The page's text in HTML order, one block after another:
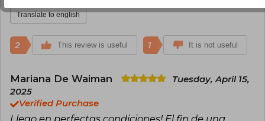
Translate to english
2 This review is useful 1 It is not useful
Mariana De Waiman
Tuesday, April 15,
2025
Verified Purchase